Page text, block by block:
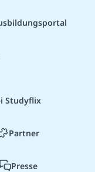
Studyflix
Partner
Presse